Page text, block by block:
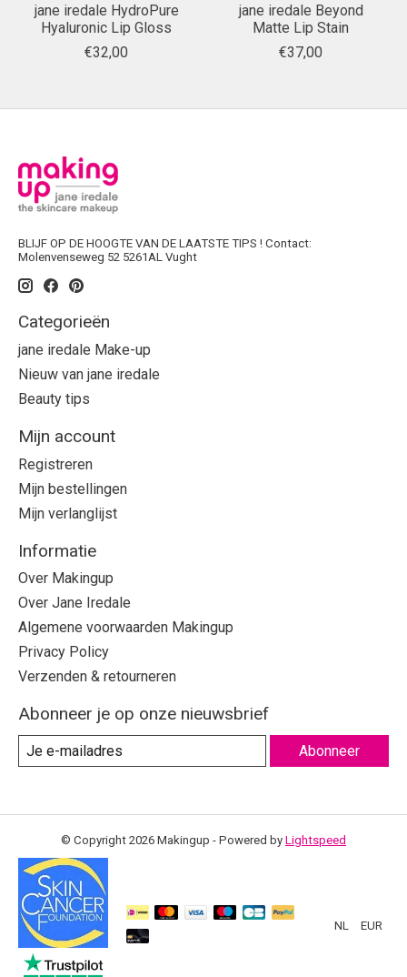
jane iredale HydroPure
Hyaluronic Lip Gloss
€32,00
jane iredale Beyond
Matte Lip Stain
€37,00
BLIJF OP DE HOOGTE VAN DE LAATSTE TIPS ! Contact:
Molenvenseweg 52 5261AL Vught
Categorieën
jane iredale Make-up
Nieuw van jane iredale
Beauty tips
Mijn account
Registreren
Mijn bestellingen
Mijn verlanglijst
Informatie
Over Makingup
Over Jane Iredale
Algemene voorwaarden Makingup
Privacy Policy
Verzenden & retourneren
Abonneer je op onze nieuwsbrief
Abonneer
© Copyright 2026 Makingup - Powered by Lightspeed
NL EUR